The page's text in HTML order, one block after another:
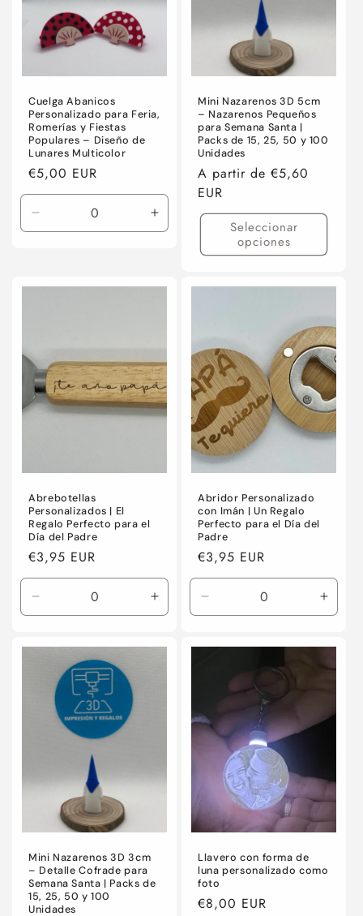
Cuelga Abanicos
Personalizado para Feria,
Romerías y Fiestas
Populares – Diseño de
Lunares Multicolor
Precio
habitual
€5,00 EUR
cantidad
Title
Aumentar
cantidad
Title
Mini Nazarenos 3D 5cm
– Nazarenos Pequeños
para Semana Santa |
Packs de 15, 25, 50 y 100
Unidades
Precio
habitual
A partir de €5,60
EUR
Seleccionar
opciones
Abrebotellas
Personalizados | El
Regalo Perfecto para el
Día del Padre
Precio
habitual
€3,95 EUR
cantidad
Default
Aumentar
cantidad
Abridor Personalizado
con Imán | Un Regalo
Perfecto para el Día del
Padre
Precio
habitual
€3,95 EUR
cantidad
Title
Mini Nazarenos 3D 3cm
– Detalle Cofrade para
Semana Santa | Packs de
15, 25, 50 y 100
Unidades
Llavero con forma de
luna personalizado como
foto
Precio
€8,00 EUR